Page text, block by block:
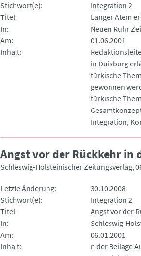
Stichwort(e)
Integration 2
Titel
Langer Atem
In
Neuen Ruhr
Am
01.06.2001
Inhalt
in Duisburg
türkische
gewonnen
türkische
Gesamtkonzept
Integration,
Angst vor der Rückkehr in
Schleswig-Holsteinischer Zeitungsverlag
Letzte Änderung
30.10.2008
Stichwort(e)
Integration 2
Titel
Angst vor der
In
Schleswig-
Am
06.01.2001
Inhalt
n der Beilage